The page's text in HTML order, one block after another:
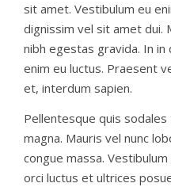
sit amet. Vestibulum eu
dignissim vel sit amet dui.
nibh egestas gravida. In
enim eu luctus. Praesent
et, interdum sapien.
Pellentesque quis
magna. Mauris vel nunc
congue massa.
orci luctus et ultrices